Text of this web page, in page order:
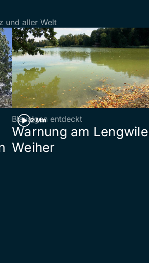
und aller Welt
2 Min
Blaualgen entdeckt
Warnung am
Weiher